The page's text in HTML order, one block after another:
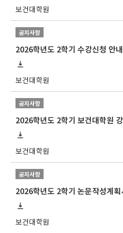
보건대학원
공지사항
2026학년도 2학기 수강신청 안내
보건대학원
공지사항
보건대학원
공지사항
보건대학원